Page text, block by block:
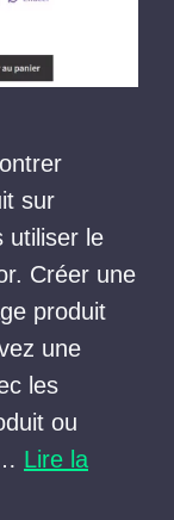
sur
utiliser le
Créer une
produit
une
les
ou
Lire la